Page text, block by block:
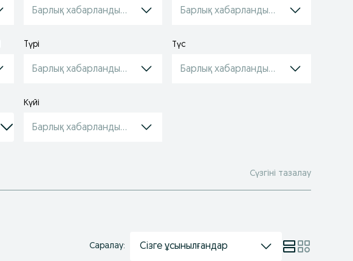
Барлық хабарландырулар Барлық хабарландырулар
Tүрі
Барлық хабарландырулар
Түс
Барлық хабарландырулар
Күйі
Барлық хабарландырулар
Сүзгіні тазалау
Саралау: Сізге ұсынылғандар